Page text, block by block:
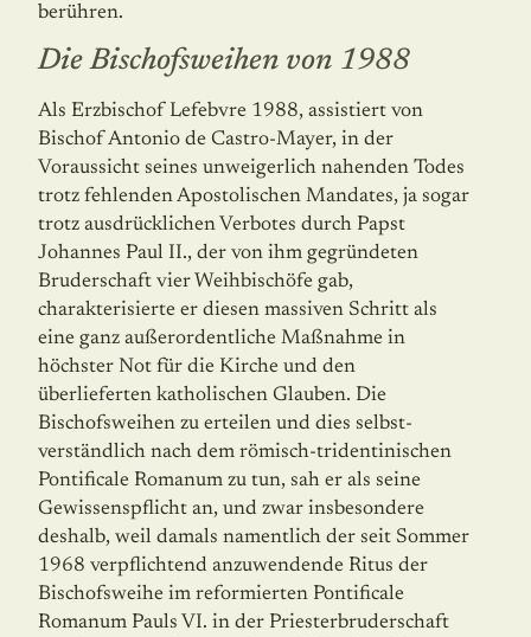
berühren.
Die Bischofsweihen von 1988
Als Erzbischof Lefebvre 1988, assistiert von
Bischof Antonio de Castro-Mayer, in der
Voraussicht seines unweigerlich nahenden Todes
trotz fehlenden Apostolischen Man­da­tes, ja sogar
trotz ausdrücklichen Verbotes durch Papst
Johannes Paul II., der von ihm gegründeten
Bruderschaft vier Weihbischöfe gab,
charakterisierte er diesen massiven Schritt als
eine ganz außerordentliche Maßnahme in
höchster Not für die Kirche und den
überlieferten katholischen Glauben. Die
Bischofsweihen zu erteilen und dies selbst­
verständlich nach dem römisch-tridentinischen
Pontificale Romanum zu tun, sah er als seine
Gewissenspflicht an, und zwar insbesondere
deshalb, weil damals namentlich der seit Sommer
1968 verpflichtend anzuwendende Ritus der
Bischofsweihe im reformierten Pontificale
Romanum Pauls VI. in der Priesterbruderschaft